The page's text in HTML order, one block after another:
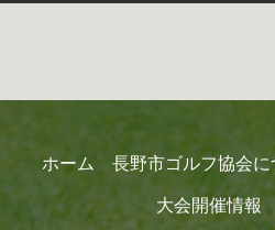
ホーム 長野市ゴルフ協会
大会開催情報